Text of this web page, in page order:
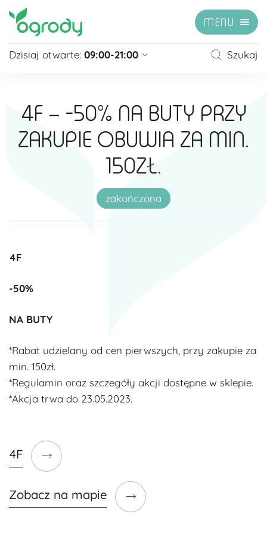
MENU
Dzisiaj otwarte: 09:00-21:00
Niedziela
zamknięte
Niedziela handlowa
10:00 - 20:00
zobacz więcej »
Szukaj
4F – -50% NA BUTY PRZY
ZAKUPIE OBUWIA ZA MIN.
150ZŁ.
zakończona
4F
-50%
NA BUTY
*Rabat udzielany od cen pierwszych, przy zakupie za
min. 150zł.
*Regulamin oraz szczegóły akcji dostępne w sklepie.
*Akcja trwa do 23.05.2023.
4F
Zobacz na mapie